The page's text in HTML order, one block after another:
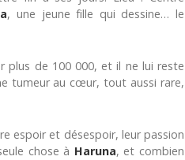
, une jeune fille qui dessine… le
plus de 100 000, et il ne lui reste
tumeur au cœur, tout aussi rare,
espoir et désespoir, leur passion
chose à Haruna, et combien